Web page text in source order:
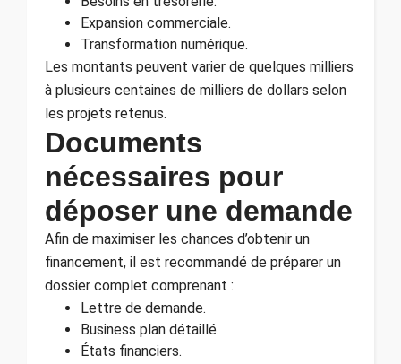
Expansion commerciale.
Transformation numérique.
Les montants peuvent varier de quelques milliers
à plusieurs centaines de milliers de dollars selon
les projets retenus.
Documents
nécessaires pour
déposer une demande
Afin de maximiser les chances d’obtenir un
financement, il est recommandé de préparer un
dossier complet comprenant :
Lettre de demande.
Business plan détaillé.
États financiers.